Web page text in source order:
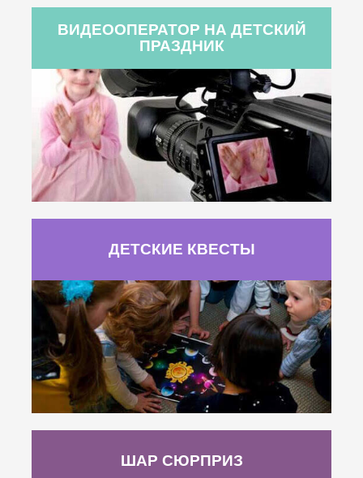
ВИДЕООПЕРАТОР НА ДЕТСКИЙ
ПРАЗДНИК
ДЕТСКИЕ КВЕСТЫ
ШАР СЮРПРИЗ